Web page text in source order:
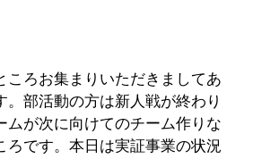
ろお集まりいただきましてあ
。部活動の方は新人戦が終わり
ムが次に向けてのチーム作りな
ろです。本日は実証事業の状況